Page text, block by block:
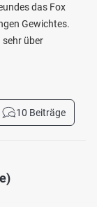
das Fox
Gewichtes.
über
10 Beiträge